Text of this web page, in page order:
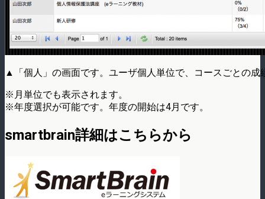
▲「個人」の画面です。ユーザ個人単位で、コースごとの成
※月単位でも表示されます。
※年度選択が可能です。年度の開始は4月です。
smartbrain詳細はこちらから